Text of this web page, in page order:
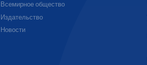
Всемирное общество
Издательство
Новости